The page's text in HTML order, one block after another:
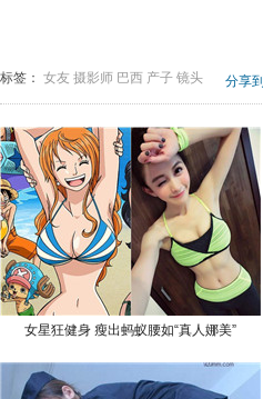
标签： 女友 摄影师 巴西 产子 镜头 分享到
女星狂健身 瘦出蚂蚁腰如“真人娜美”